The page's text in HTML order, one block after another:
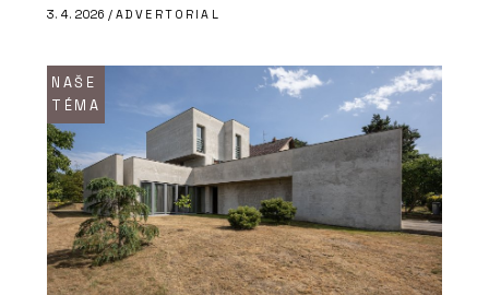
3. 4. 2026 / ADVERTORIAL
NAŠE
TÉMA